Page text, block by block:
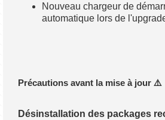
Nouveau chargeur de
automatique lors de
Précautions avant la mise à jour ⚠️
Désinstallation des packages